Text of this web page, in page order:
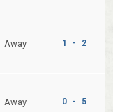
Away 1 - 2
Away 0 - 5